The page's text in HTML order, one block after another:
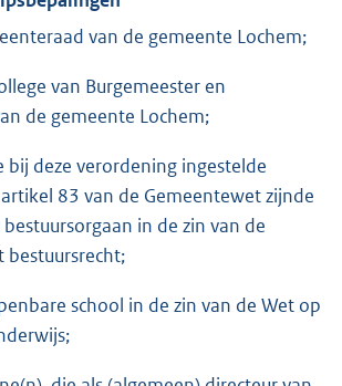
van de gemeente Lochem;
van Burgemeester en
de gemeente Lochem;
bij deze verordening ingestelde
83 van de Gemeentewet zijnde
in de zin van de
bestuursrecht;
school in de zin van de Wet op